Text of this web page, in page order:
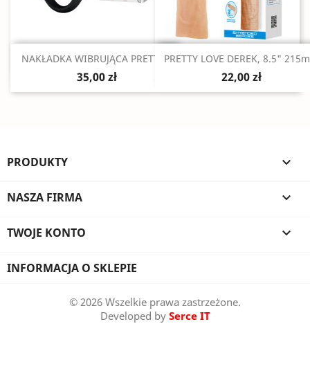
Szybki podgląd
NAKŁADKA WIBRUJĄCA PRETTY...
35,00 zł
Szybki podgląd
PRETTY LOVE DEREK, 8.5"
22,00 zł
PRODUKTY 
NASZA FIRMA 
TWOJE KONTO 
INFORMACJA O SKLEPIE
© 2026 Wszelkie prawa zastrzeżone.
Developed by Serce IT